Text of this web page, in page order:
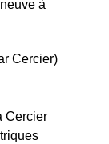
à
Cercier)
Cercier